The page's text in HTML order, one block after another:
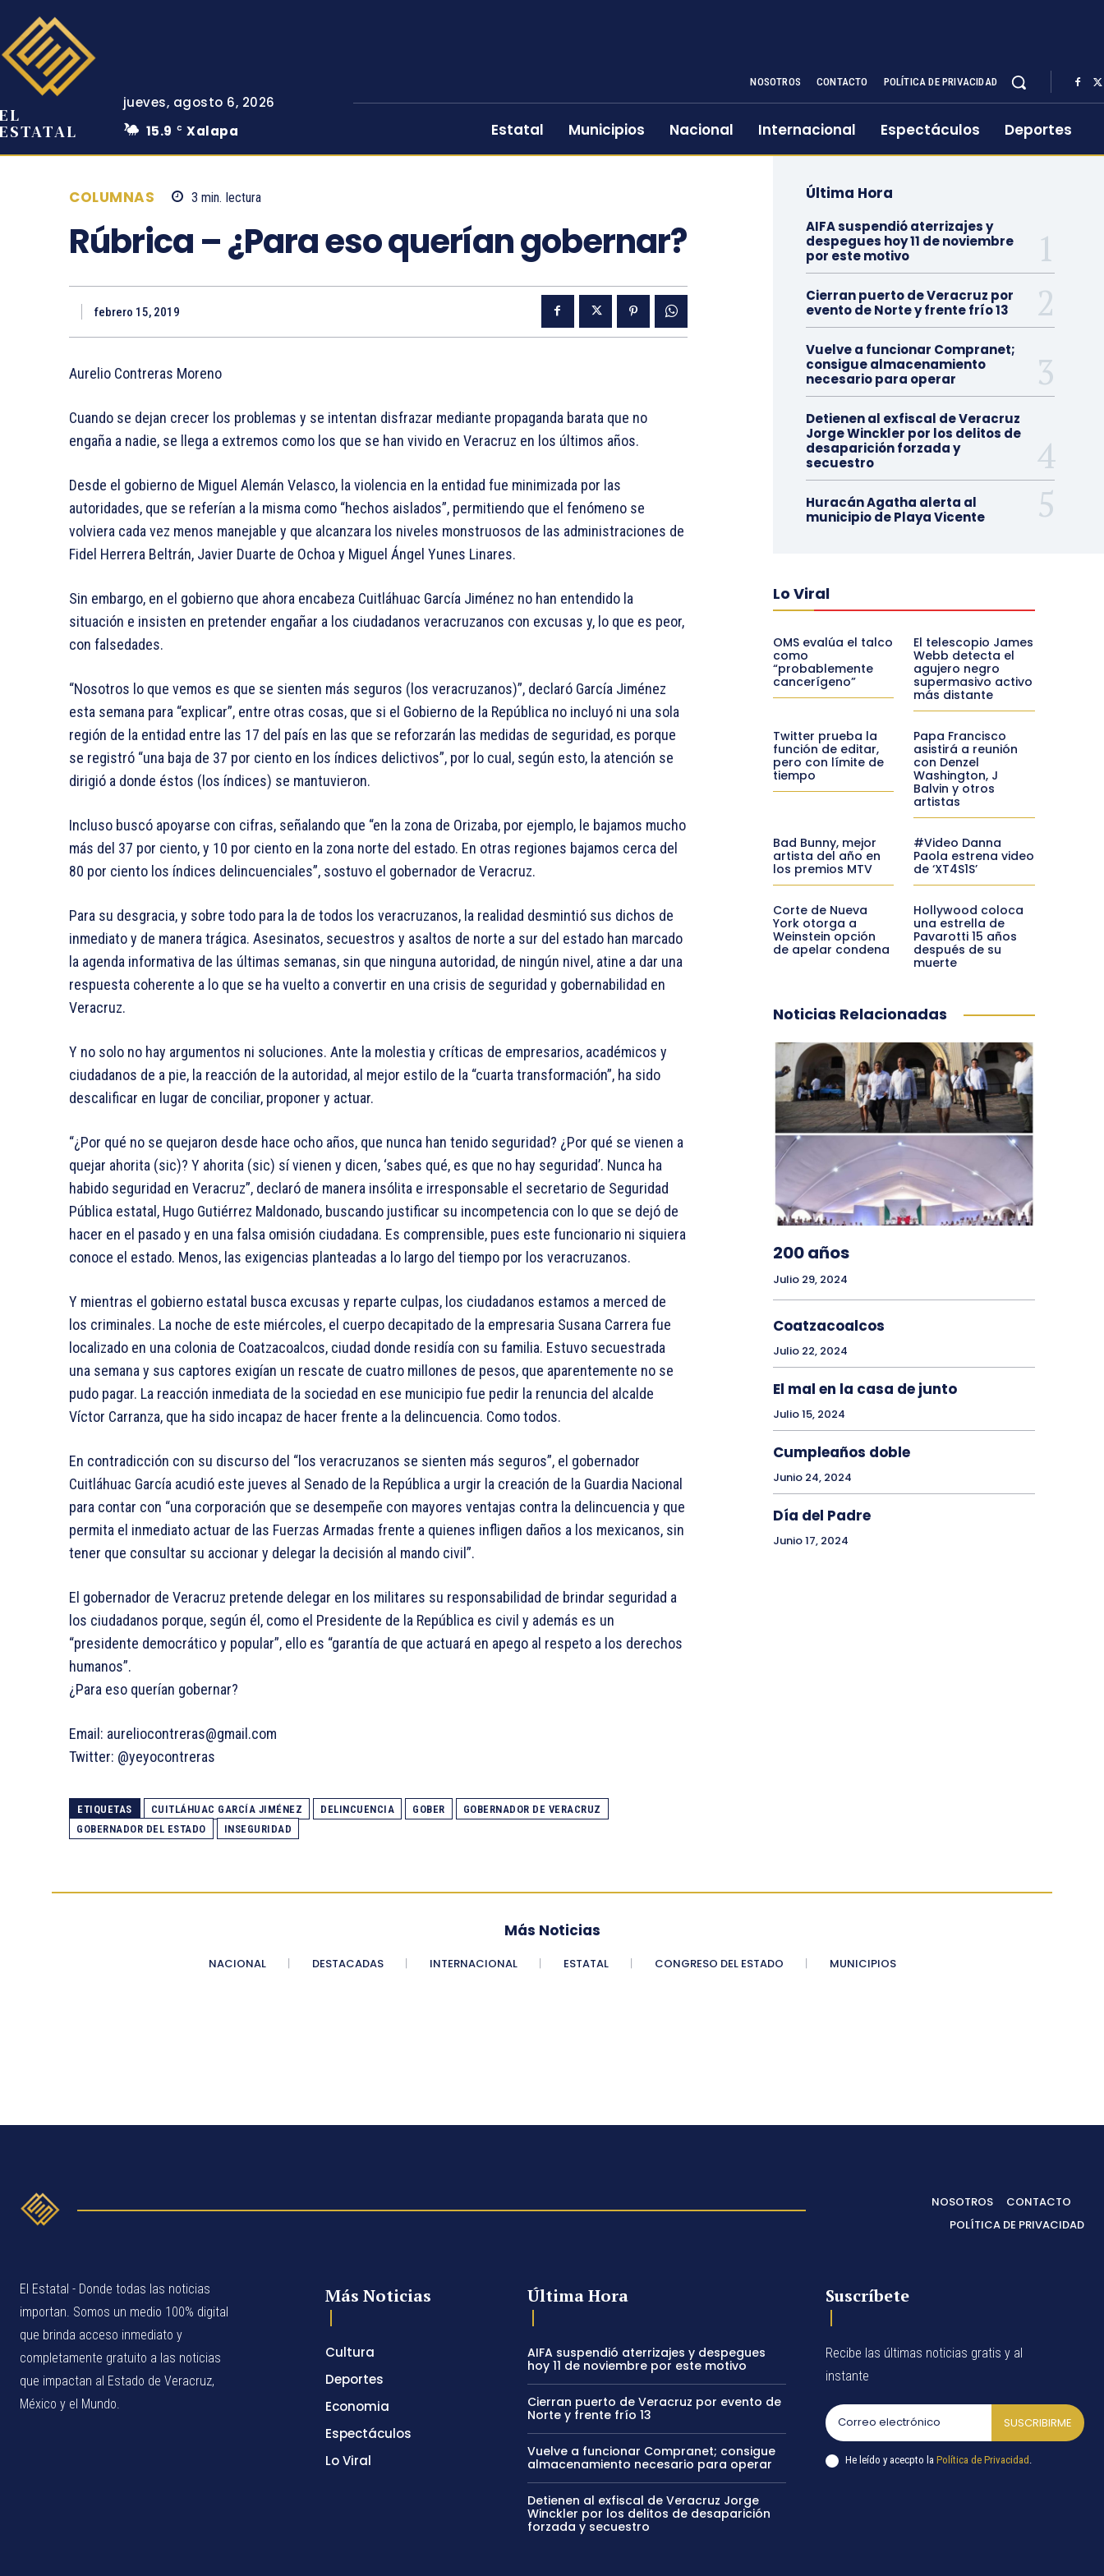
EL
ESTATAL
jueves, agosto 6, 2026
15.9
C Xalapa
NOSOTROS CONTACTO POLÍTICA DE PRIVACIDAD
Estatal Municipios Nacional Internacional Espectáculos Deportes
COLUMNAS 3 min. lectura
Rúbrica – ¿Para eso querían gobernar?
febrero 15, 2019
Aurelio Contreras Moreno
Cuando se dejan crecer los problemas y se intentan disfrazar mediante propaganda barata que no
engaña a nadie, se llega a extremos como los que se han vivido en Veracruz en los últimos años.
Desde el gobierno de Miguel Alemán Velasco, la violencia en la entidad fue minimizada por las
autoridades, que se referían a la misma como “hechos aislados”, permitiendo que el fenómeno se
volviera cada vez menos manejable y que alcanzara los niveles monstruosos de las administraciones de
Fidel Herrera Beltrán, Javier Duarte de Ochoa y Miguel Ángel Yunes Linares.
Sin embargo, en el gobierno que ahora encabeza Cuitláhuac García Jiménez no han entendido la
situación e insisten en pretender engañar a los ciudadanos veracruzanos con excusas y, lo que es peor,
con falsedades.
“Nosotros lo que vemos es que se sienten más seguros (los veracruzanos)”, declaró García Jiménez
esta semana para “explicar”, entre otras cosas, que si el Gobierno de la República no incluyó ni una sola
región de la entidad entre las 17 del país en las que se reforzarán las medidas de seguridad, es porque
se registró “una baja de 37 por ciento en los índices delictivos”, por lo cual, según esto, la atención se
dirigió a donde éstos (los índices) se mantuvieron.
Incluso buscó apoyarse con cifras, señalando que “en la zona de Orizaba, por ejemplo, le bajamos mucho
más del 37 por ciento, y 10 por ciento en la zona norte del estado. En otras regiones bajamos cerca del
80 por ciento los índices delincuenciales”, sostuvo el gobernador de Veracruz.
Para su desgracia, y sobre todo para la de todos los veracruzanos, la realidad desmintió sus dichos de
inmediato y de manera trágica. Asesinatos, secuestros y asaltos de norte a sur del estado han marcado
la agenda informativa de las últimas semanas, sin que ninguna autoridad, de ningún nivel, atine a dar una
respuesta coherente a lo que se ha vuelto a convertir en una crisis de seguridad y gobernabilidad en
Veracruz.
Y no solo no hay argumentos ni soluciones. Ante la molestia y críticas de empresarios, académicos y
ciudadanos de a pie, la reacción de la autoridad, al mejor estilo de la “cuarta transformación”, ha sido
descalificar en lugar de conciliar, proponer y actuar.
“¿Por qué no se quejaron desde hace ocho años, que nunca han tenido seguridad? ¿Por qué se vienen a
quejar ahorita (sic)? Y ahorita (sic) sí vienen y dicen, ‘sabes qué, es que no hay seguridad’. Nunca ha
habido seguridad en Veracruz”, declaró de manera insólita e irresponsable el secretario de Seguridad
Pública estatal, Hugo Gutiérrez Maldonado, buscando justificar su incompetencia con lo que se dejó de
hacer en el pasado y en una falsa omisión ciudadana. Es comprensible, pues este funcionario ni siquiera
conoce el estado. Menos, las exigencias planteadas a lo largo del tiempo por los veracruzanos.
Y mientras el gobierno estatal busca excusas y reparte culpas, los ciudadanos estamos a merced de
los criminales. La noche de este miércoles, el cuerpo decapitado de la empresaria Susana Carrera fue
localizado en una colonia de Coatzacoalcos, ciudad donde residía con su familia. Estuvo secuestrada
una semana y sus captores exigían un rescate de cuatro millones de pesos, que aparentemente no se
pudo pagar. La reacción inmediata de la sociedad en ese municipio fue pedir la renuncia del alcalde
Víctor Carranza, que ha sido incapaz de hacer frente a la delincuencia. Como todos.
En contradicción con su discurso del “los veracruzanos se sienten más seguros”, el gobernador
Cuitláhuac García acudió este jueves al Senado de la República a urgir la creación de la Guardia Nacional
para contar con “una corporación que se desempeñe con mayores ventajas contra la delincuencia y que
permita el inmediato actuar de las Fuerzas Armadas frente a quienes infligen daños a los mexicanos, sin
tener que consultar su accionar y delegar la decisión al mando civil”.
El gobernador de Veracruz pretende delegar en los militares su responsabilidad de brindar seguridad a
los ciudadanos porque, según él, como el Presidente de la República es civil y además es un
“presidente democrático y popular”, ello es “garantía de que actuará en apego al respeto a los derechos
humanos”.
¿Para eso querían gobernar?
Email: aureliocontreras@gmail.com
Twitter: @yeyocontreras
ETIQUETAS CUITLÁHUAC GARCÍA JIMÉNEZ DELINCUENCIA GOBER
GOBERNADOR DE VERACRUZ
GOBERNADOR DEL ESTADO
INSEGURIDAD
Última Hora
AIFA suspendió aterrizajes y
despegues hoy 11 de noviembre
por este motivo
Cierran puerto de Veracruz por
evento de Norte y frente frío 13
Vuelve a funcionar Compranet;
consigue almacenamiento
necesario para operar
Detienen al exfiscal de Veracruz
Jorge Winckler por los delitos de
desaparición forzada y
secuestro
Huracán Agatha alerta al
municipio de Playa Vicente
Lo Viral
OMS evalúa el talco
como
“probablemente
cancerígeno”
El telescopio James
Webb detecta el
agujero negro
supermasivo activo
más distante
Twitter prueba la
función de editar,
pero con límite de
tiempo
Papa Francisco
asistirá a reunión
con Denzel
Washington, J
Balvin y otros
artistas
Bad Bunny, mejor
artista del año en
los premios MTV
#Video Danna
Paola estrena video
de ‘XT4S1S’
Corte de Nueva
York otorga a
Weinstein opción
de apelar condena
Hollywood coloca
una estrella de
Pavarotti 15 años
después de su
muerte
Noticias Relacionadas
200 años
Julio 29, 2024
Coatzacoalcos
Julio 22, 2024
El mal en la casa de junto
Julio 15, 2024
Cumpleaños doble
Junio 24, 2024
Día del Padre
Junio 17, 2024
Más Noticias
NACIONAL DESTACADAS INTERNACIONAL ESTATAL CONGRESO DEL ESTADO MUNICIPIOS
NOSOTROS
CONTACTO
POLÍTICA DE PRIVACIDAD
El Estatal - Donde todas las noticias
importan. Somos un medio 100% digital
que brinda acceso inmediato y
completamente gratuito a las noticias
que impactan al Estado de Veracruz,
México y el Mundo.
Más Noticias
Cultura
Deportes
Economia
Espectáculos
Lo Viral
Última Hora
AIFA suspendió aterrizajes y despegues
hoy 11 de noviembre por este motivo
Cierran puerto de Veracruz por evento de
Norte y frente frío 13
Vuelve a funcionar Compranet; consigue
almacenamiento necesario para operar
Detienen al exfiscal de Veracruz Jorge
Winckler por los delitos de desaparición
forzada y secuestro
Suscríbete
Recibe las últimas noticias gratis y al
instante
SUSCRIBIRME
He leído y acecpto laPolítica de Privacidad .